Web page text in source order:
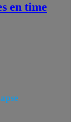
en time